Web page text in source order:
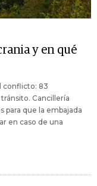
y en qué
conflicto: 83
Cancillería
para que la embajada
en caso de una